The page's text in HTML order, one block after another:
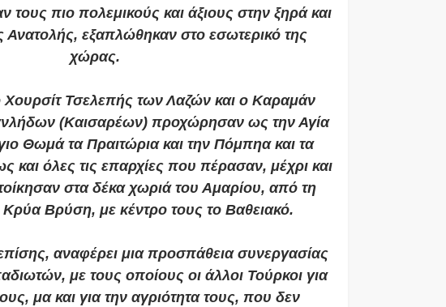
τους πιο πολεμικούς και άξιους στην ξηρά και
Ανατολής, εξαπλώθηκαν στο εσωτερικό της
χώρας.
Χουρσίτ Τσελεπής των Λαζών και ο Καραμάν
(Καισαρέων) προχώρησαν ως την Αγία
Θωμά τα Πραιτώρια και την Πόμπηα και τα
και όλες τις επαρχίες που πέρασαν, μέχρι και
στα δέκα χωριά του Αμαρίου, από τη
Βρύση, με κέντρο τους το Βαθειακό.
αναφέρει μια προσπάθεια συνεργασίας
με τους οποίους οι άλλοι Τούρκοι για
μα και για την αγριότητα τους, που δεν